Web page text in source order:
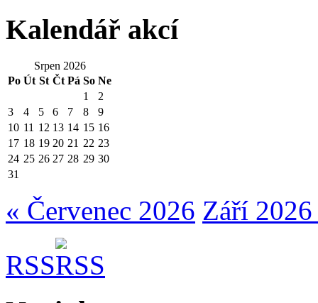
Kalendář akcí
Srpen 2026
Po Út St Čt Pá So Ne
1
2
3
4 5 6 7 8
9
10 11 12 13 14 15 16
17 18 19 20 21 22 23
24 25 26 27 28 29 30
31
« Červenec 2026 Září
RSS